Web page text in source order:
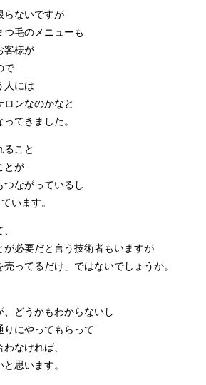
らないですが
毛のメニューも
客様が
で
人には
ンなのかなと
てきました。
ること
とが
ながっているし
います。
が必要だと言う技術者もいますが
ってるだけ」ではないでしょうか。
どうかもわからないし
にやってもらって
なければ、
思います。